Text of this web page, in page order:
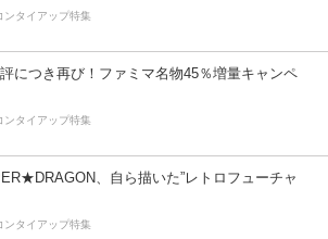
ンタイアップ特集
につき再び！ファミマ名物45％増量キャンペ
ンタイアップ特集
、自ら描いた”レトロフューチャ
ンタイアップ特集